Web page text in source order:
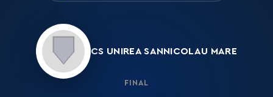
CS UNIREA SANNICOLAU MARE
FINAL